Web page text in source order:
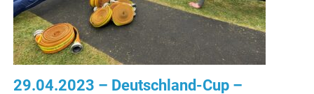
29.04.2023 – Deutschland-Cup –